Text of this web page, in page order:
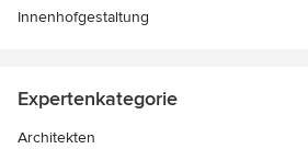
Innenhofgestaltung
Expertenkategorie
Architekten